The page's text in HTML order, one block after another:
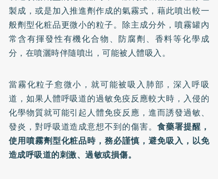
製成，或是加入推進劑作成的氣霧式，藉此噴出較一
般劑型化粧品更微小的粒子。除主成分外，噴霧罐內
常含有揮發性有機化合物、防腐劑、香料等化學成
分，在噴灑時伴隨噴出，可能被人體吸入。
當霧化粒子愈微小，就可能被吸入肺部，深入呼吸
道，如果人體呼吸道的過敏免疫反應較大時，入侵的
化學物質就可能引起人體免疫反應，進而誘發過敏、
發炎，對呼吸道造成意想不到的傷害。 食藥署提醒，
使用噴霧劑型化粧品時，務必謹慎，避免吸入，以免
造成呼吸道的刺激、過敏或損傷。